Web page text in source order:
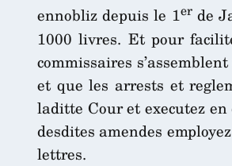
ennobliz depuis le 1erde
1000 livres. Et pour
commissaires
et que les arrests et
laditte Cour et executez
desdites amendes
lettres.